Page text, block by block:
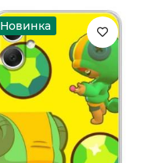
Новинка